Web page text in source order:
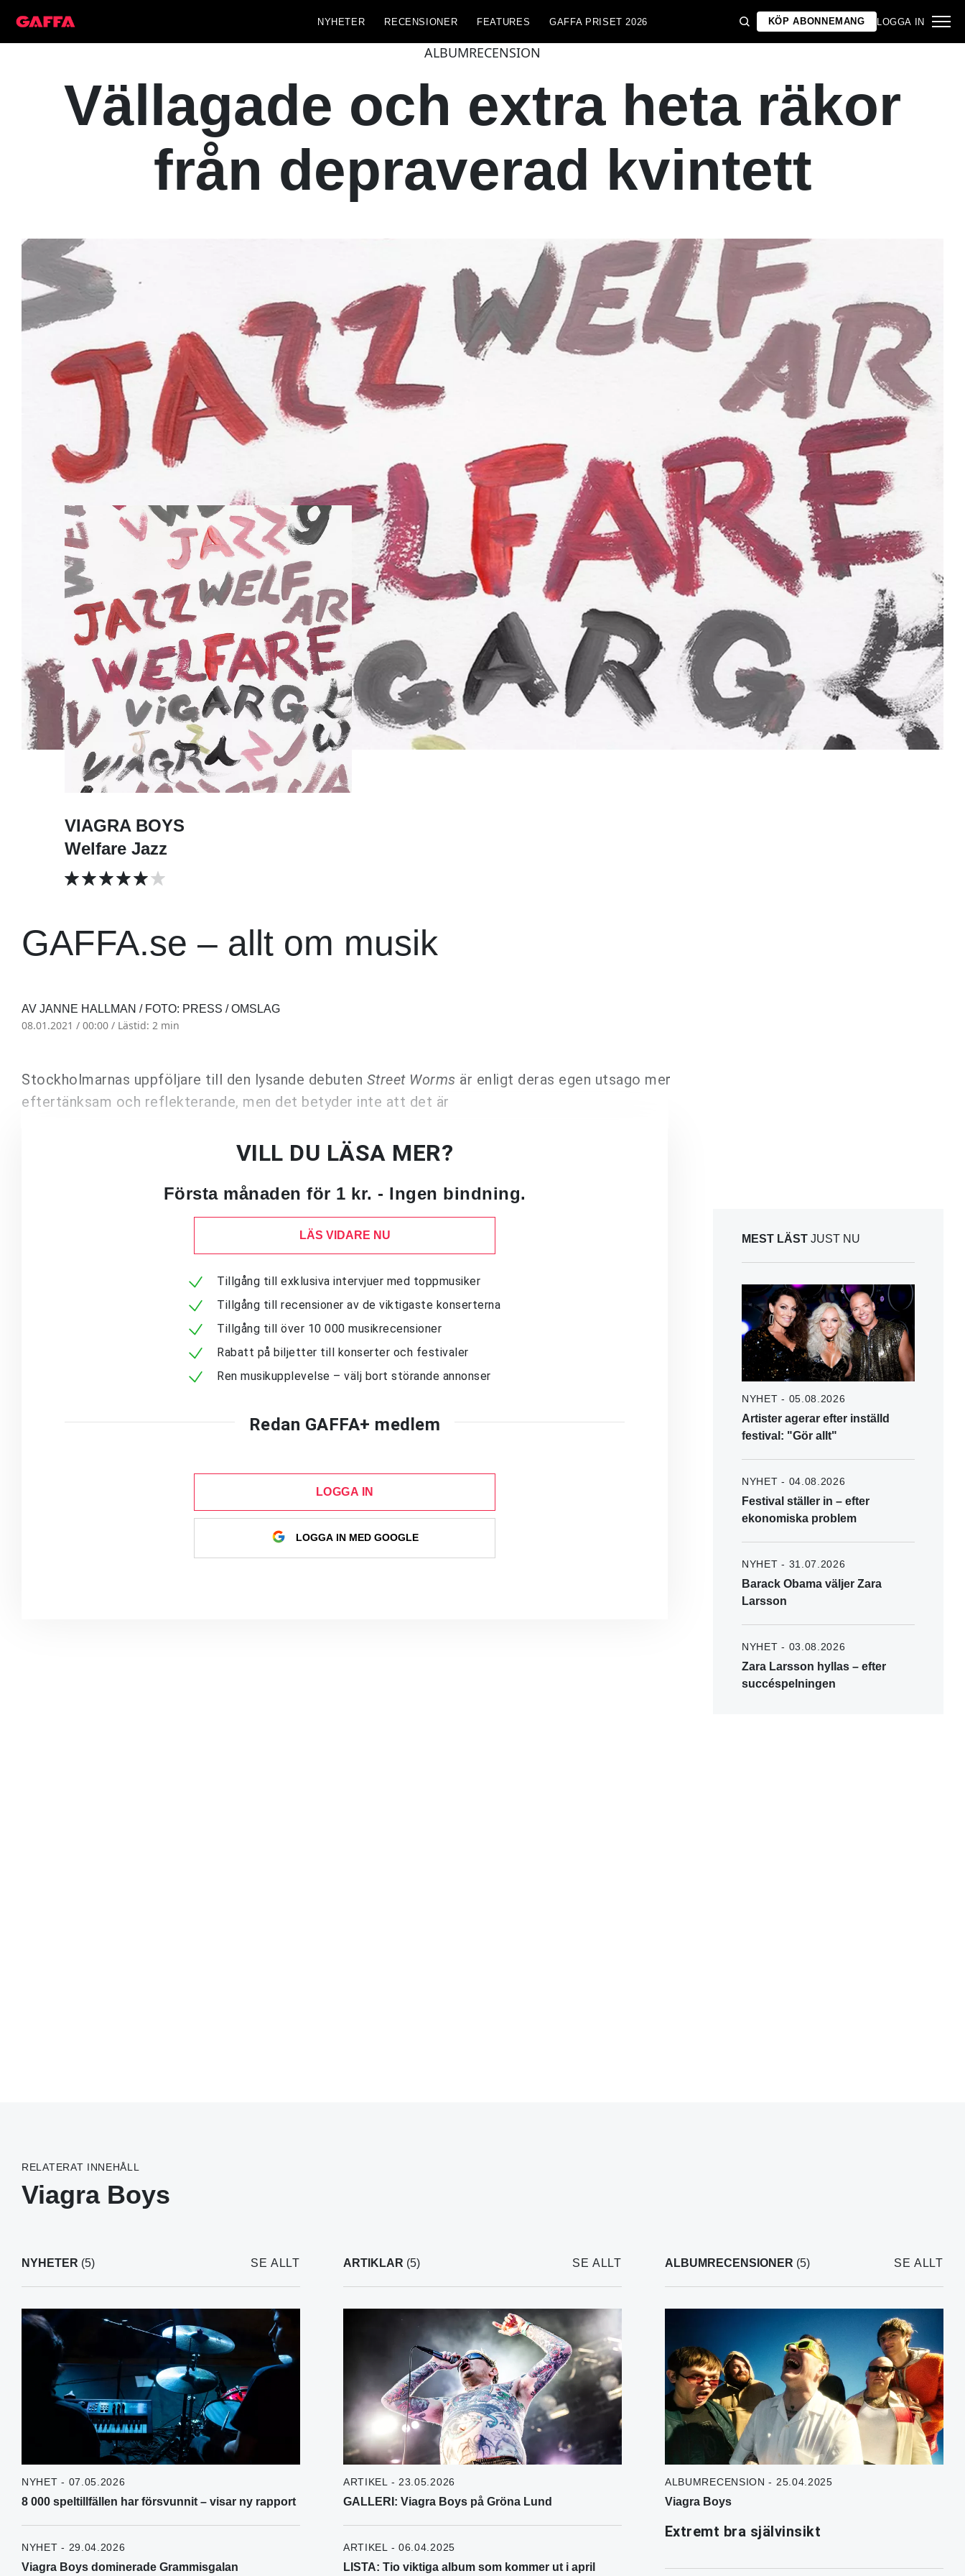
NYHETER RECENSIONER FEATURES GAFFA PRISET 2026 KÖP ABONNEMANG LOGGA IN
ALBUMRECENSION
Vällagade och extra heta räkor
från depraverad kvintett
VIAGRA BOYS
Welfare Jazz
GAFFA.se – allt om musik
AV JANNE HALLMAN / FOTO: PRESS / OMSLAG
08.01.2021 / 00:00 / Lästid: 2 min
Stockholmarnas uppföljare till den lysande debuten Street Worms är enligt deras egen utsago mer
eftertänksam och reflekterande, men det betyder inte att det är
VILL DU LÄSA MER?
Första månaden för 1 kr. - Ingen bindning.
LÄS VIDARE NU
Tillgång till exklusiva intervjuer med toppmusiker
Tillgång till recensioner av de viktigaste konserterna
Tillgång till över 10 000 musikrecensioner
Rabatt på biljetter till konserter och festivaler
Ren musikupplevelse – välj bort störande annonser
Redan GAFFA+ medlem
LOGGA IN
LOGGA IN MED GOOGLE
MEST LÄST JUST NU
NYHET - 05.08.2026
Artister agerar efter inställd
festival: "Gör allt"
NYHET - 04.08.2026
Festival ställer in – efter
ekonomiska problem
NYHET - 31.07.2026
Barack Obama väljer Zara
Larsson
NYHET - 03.08.2026
Zara Larsson hyllas – efter
succéspelningen
RELATERAT INNEHÅLL
Viagra Boys
NYHETER (5) SE ALLT
NYHET - 07.05.2026
8 000 speltillfällen har försvunnit – visar ny rapport
NYHET - 29.04.2026
Viagra Boys dominerade Grammisgalan
ARTIKLAR (5) SE ALLT
ARTIKEL - 23.05.2026
GALLERI: Viagra Boys på Gröna Lund
ARTIKEL - 06.04.2025
LISTA: Tio viktiga album som kommer ut i april
ALBUMRECENSIONER (5) SE ALLT
ALBUMRECENSION - 25.04.2025
Viagra Boys
Extremt bra självinsikt